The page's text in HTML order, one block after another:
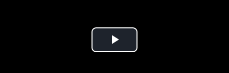
Play Video